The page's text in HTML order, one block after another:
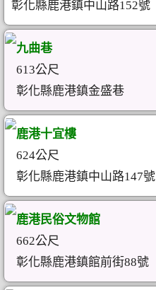
彰化縣鹿港鎮中山路152號
九曲巷
613公尺
彰化縣鹿港鎮金盛巷
鹿港十宜樓
624公尺
彰化縣鹿港鎮中山路147號
鹿港民俗文物館
662公尺
彰化縣鹿港鎮館前街88號